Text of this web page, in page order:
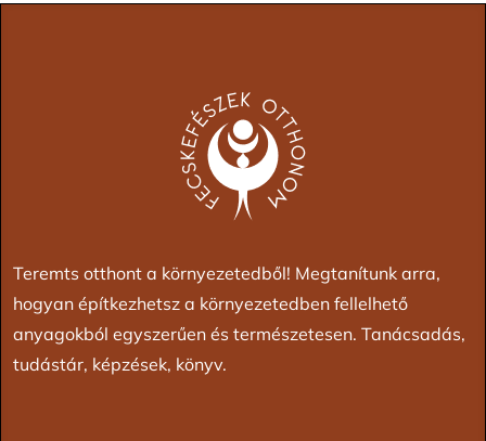
Teremts otthont a környezetedből! Megtanítunk arra,
hogyan építkezhetsz a környezetedben fellelhető
anyagokból egyszerűen és természetesen. Tanácsadás,
tudástár, képzések, könyv.